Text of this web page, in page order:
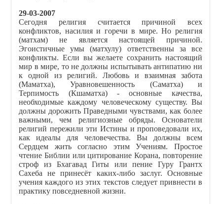
29-03-2007
Сегодня религия считается причиной всех
конфликтов, насилия и горечи в мире. Но религия
(матхам) не является настоящей причиной.
Эгоистичные умы (матхулу) ответственны за все
конфликты. Если вы желаете сохранить настоящий
мир в мире, то не должны испытывать антипатию ни
к одной из религий. Любовь и взаимная забота
(Маматха), Уравновешенность (Саматха) и
Терпимость (Кшаматха) - основные качества,
необходимые каждому человеческому существу. Вы
должны дорожить Праведными чувствами, как более
важными, чем религиозные обряды. Основатели
религий пережили эти Истины и проповедовали их,
как идеалы для человечества. Вы должны всем
Сердцем жить согласно этим Учениям. Простое
чтение Библии или цитирование Корана, повторение
строф из Бхагавад Гиты или пение Гуру Грантх
Сахеба не принесёт каких-либо заслуг. Основные
учения каждого из этих текстов следует привнести в
практику повседневной жизни.